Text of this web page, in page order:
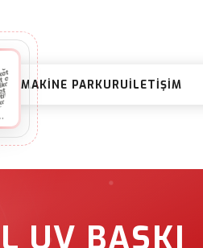
MAKINE PARKURUİLETIŞIM
UV BASKI